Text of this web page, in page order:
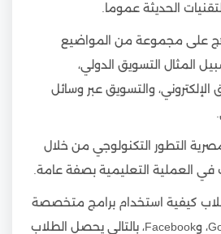
الحديثة عموما.
على مجموعة من المواضيع
المثال التسويق الدولي،
الإلكتروني، والتسويق عبر وسائل
التطور التكنولوجي من خلال
في العملية التعليمية بصفة عامة.
كيفية استخدام برامج متخصصة
مثل Google Analytics، وFacebook، بالتالي يحصل الطلاب